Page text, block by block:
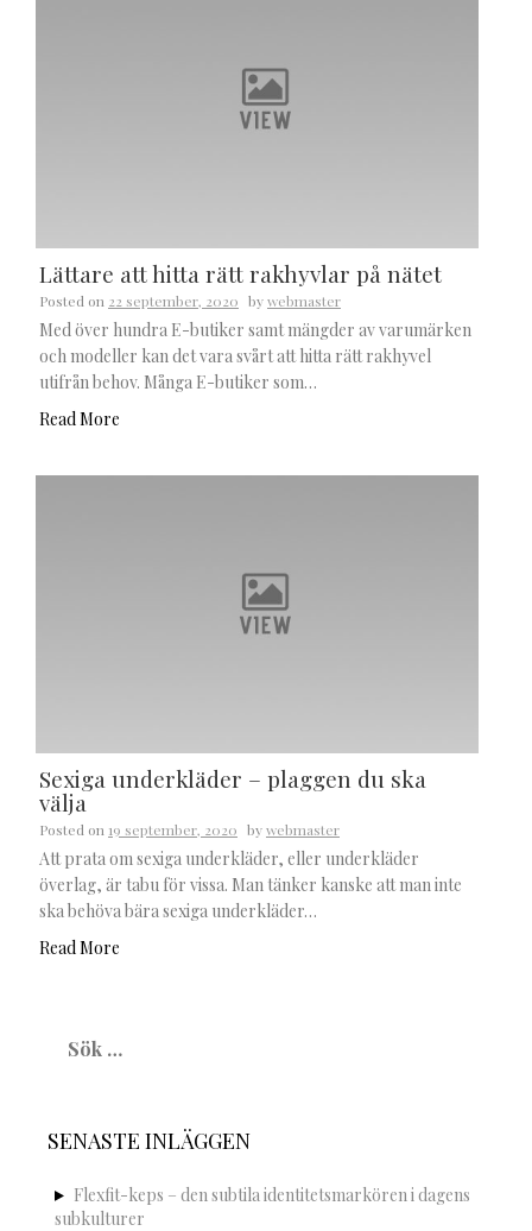
Lättare att hitta rätt rakhyvlar på nätet
Posted on 22 september, 2020 bywebmaster
Med över hundra E-butiker samt mängder av varumärken
och modeller kan det vara svårt att hitta rätt rakhyvel
utifrån behov. Många E-butiker som…
Read More
Sexiga underkläder – plaggen du ska
välja
Posted on 19 september, 2020 bywebmaster
Att prata om sexiga underkläder, eller underkläder
överlag, är tabu för vissa. Man tänker kanske att man inte
ska behöva bära sexiga underkläder…
Read More
efter:
SENASTE INLÄGGEN
Flexfit-keps – den subtila identitetsmarkören i dagens
subkulturer